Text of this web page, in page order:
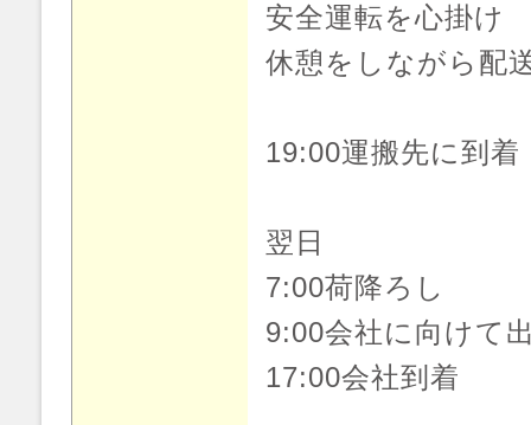
安全運転を心掛け
休憩をしながら配
19:00運搬先に到着
翌日
7:00荷降ろし
9:00会社に向けて
17:00会社到着